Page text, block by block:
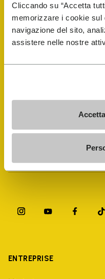
Cliccando su “Accetta
memorizzare i cookie
navigazione del sito,
assistere nelle nostre
Vibram Events
FiveFingers
ENTREPRISE